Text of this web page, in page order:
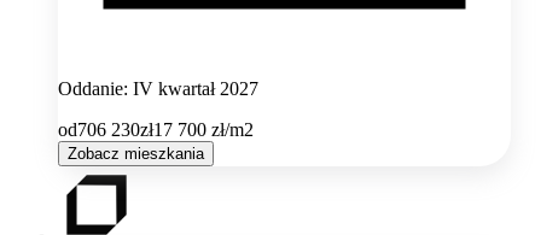
Oddanie: IV kwartał 2027
od706 230zł17 700 zł/m2
Zobacz mieszkania